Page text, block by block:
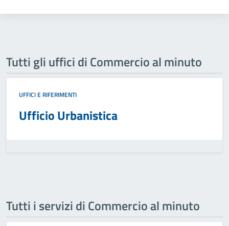
Tutti gli uffici di Commercio al minuto
UFFICI E RIFERIMENTI
Ufficio Urbanistica
Tutti i servizi di Commercio al minuto